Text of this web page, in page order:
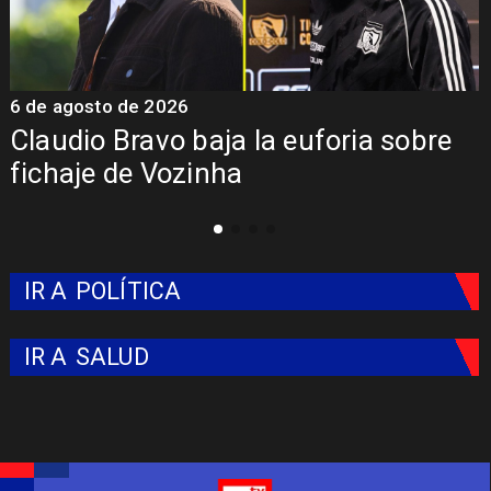
Claudio Bravo baja la euforia sobre
fichaje de Vozinha
6 de agosto de 2026
IR A POLÍTICA
IR A SALUD